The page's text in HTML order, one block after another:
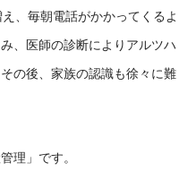
、毎朝電話がかかってくるよ
、医師の診断によりアルツハ
その後、家族の認識も徐々に難
理」です。